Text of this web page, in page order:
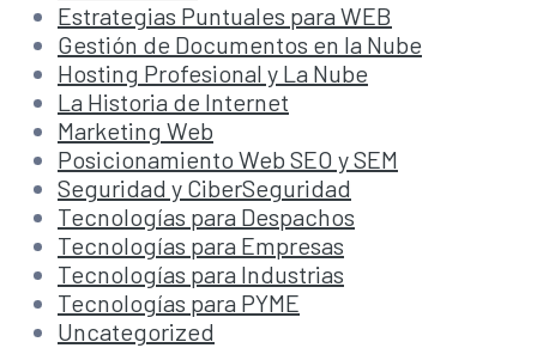
Estrategias Puntuales para WEB
Gestión de Documentos en la Nube
Hosting Profesional y La Nube
La Historia de Internet
Marketing Web
Posicionamiento Web SEO y SEM
Seguridad y CiberSeguridad
Tecnologías para Despachos
Tecnologías para Empresas
Tecnologías para Industrias
Tecnologías para PYME
Uncategorized